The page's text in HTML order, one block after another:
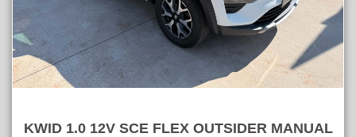
KWID 1.0 12V SCE FLEX OUTSIDER MANUAL